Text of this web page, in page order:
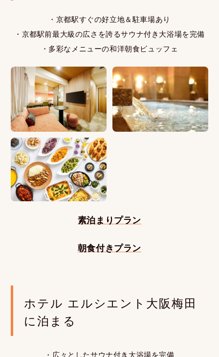
・京都駅すぐの好立地＆駐車場あり
・京都駅前最大級の広さを誇るサウナ付き大浴場を完備
・多彩なメニューの和洋朝食ビュッフェ
素泊まりプラン
朝食付きプラン
ホテル エルシエント大阪梅田
に泊まる
・広々としたサウナ付き大浴場を完備